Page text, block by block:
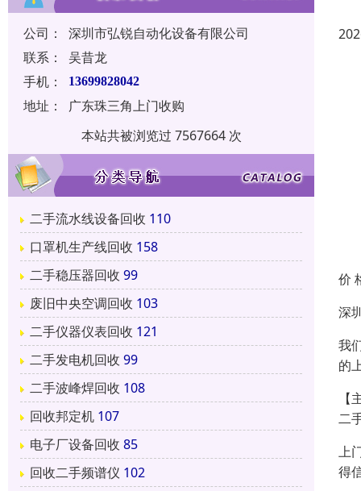
公司：
深圳市弘锐自动化设备有限公司
联系：
吴昔龙
手机：
13699828042
地址：
广东珠三角上门收购
本站共被浏览过 7567664 次
二手流水线设备回收 110
口罩机生产线回收 158
二手稳压器回收 99
废旧中央空调回收 103
二手仪器仪表回收 121
二手发电机回收 99
二手波峰焊回收 108
回收邦定机 107
电子厂设备回收 85
回收二手频谱仪 102
价
深
我
的
二
上
得